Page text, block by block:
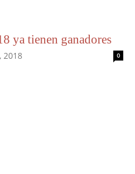
ya tienen ganadores
2018 0